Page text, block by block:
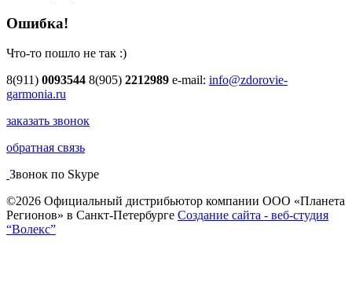
Ошибка!
Что-то пошло не так :)
8(911) 0093544 8(905) 2212989 e-mail: info@zdorovie-
garmonia.ru
заказать звонок
обратная связь
Звонок по Skype
©2026 Официальный дистрибьютор компании ООО «Планета
Регионов» в Санкт-Петербурге Создание сайта - веб-студия
“Волекс”